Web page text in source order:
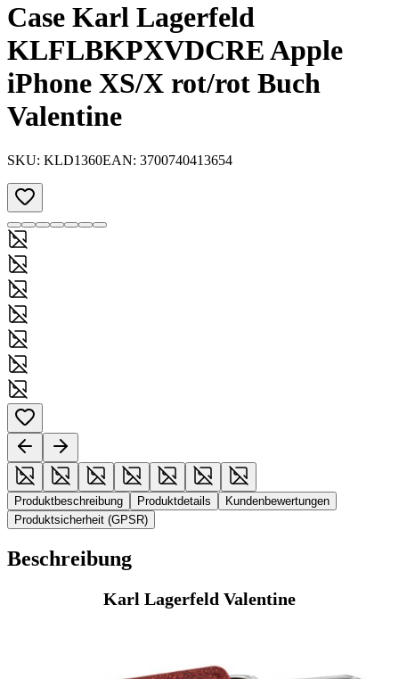
Case Karl Lagerfeld
KLFLBKPXVDCRE Apple
iPhone XS/X rot/rot Buch
Valentine
SKU: KLD1360EAN: 3700740413654
Produktbeschreibung Produktdetails
Kundenbewertungen
Produktsicherheit (GPSR)
Beschreibung
Karl Lagerfeld Valentine